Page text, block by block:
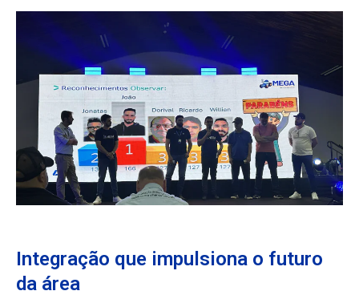
Integração que impulsiona o futuro
da área